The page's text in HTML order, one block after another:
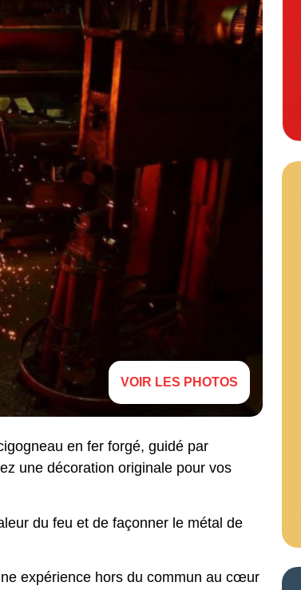
VOIR LES PHOTOS
en fer forgé, guidé par
une décoration originale pour vos
du feu et de façonner le métal de
expérience hors du commun au cœur